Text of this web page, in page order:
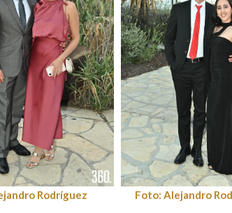
Rodríguez Foto: Alejandro